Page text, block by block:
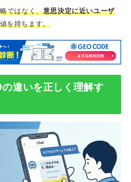
ではなく、意思決定に近いユーザ
を持ちます。
違いを正しく理解す